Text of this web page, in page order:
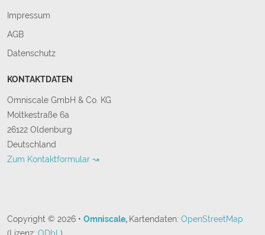
Impressum
AGB
Datenschutz
KONTAKTDATEN
Omniscale GmbH & Co. KG
Moltkestraße 6a
26122 Oldenburg
Deutschland
Zum Kontaktformular ↝
Copyright © 2026 • Omniscale, Kartendaten: OpenStreetMap